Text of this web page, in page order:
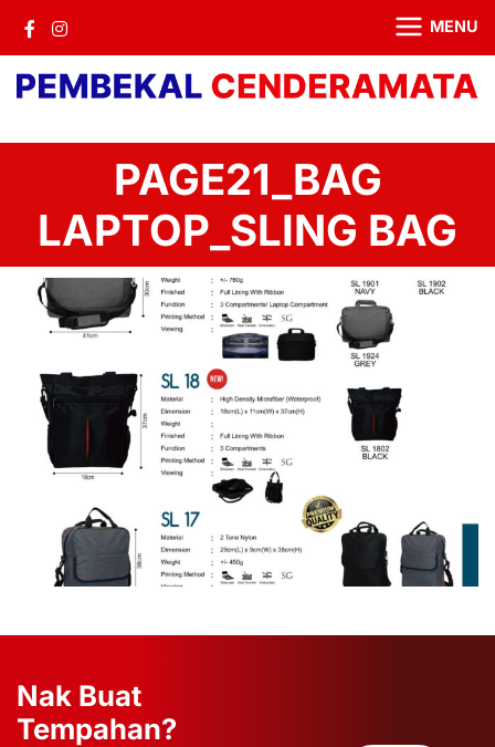
MENU
PAGE21_BAG
LAPTOP_SLING BAG
Nak Buat
Tempahan?